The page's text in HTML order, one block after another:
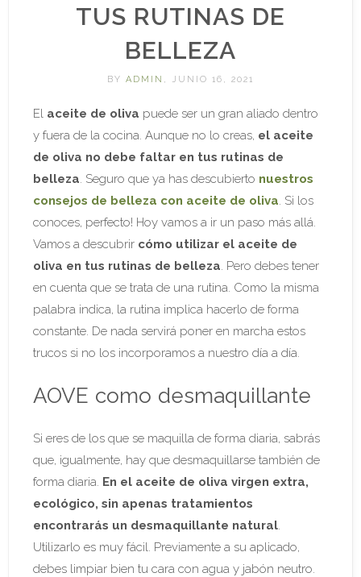
TUS RUTINAS DE
BELLEZA
BY ADMIN , JUNIO 16, 2021
El aceite de oliva puede ser un gran aliado dentro
y fuera de la cocina. Aunque no lo creas, el aceite
de oliva no debe faltar en tus rutinas de
belleza . Seguro que ya has descubierto nuestros
consejos de belleza con aceite de oliva . Si los
conoces, perfecto! Hoy vamos a ir un paso más allá.
Vamos a descubrir cómo utilizar el aceite de
oliva en tus rutinas de belleza . Pero debes tener
en cuenta que se trata de una rutina. Como la misma
palabra indica, la rutina implica hacerlo de forma
constante. De nada servirá poner en marcha estos
trucos si no los incorporamos a nuestro día a día.
AOVE como desmaquillante
Si eres de los que se maquilla de forma diaria, sabrás
que, igualmente, hay que desmaquillarse también de
forma diaria. En el aceite de oliva virgen extra,
ecológico, sin apenas tratamientos
encontrarás un desmaquillante natural.
Utilizarlo es muy fácil. Previamente a su aplicado,
debes limpiar bien tu cara con agua y jabón neutro.